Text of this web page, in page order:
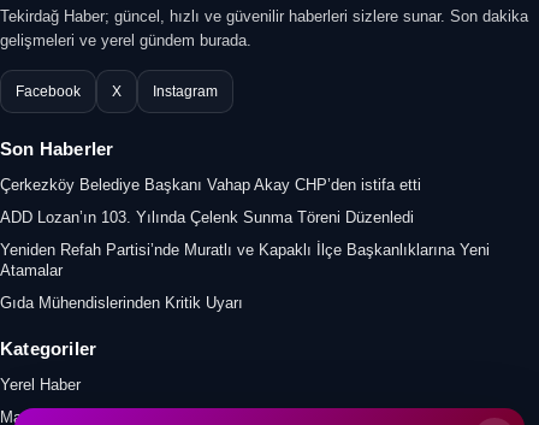
Tekirdağ Haber; güncel, hızlı ve güvenilir haberleri sizlere sunar. Son dakika
gelişmeleri ve yerel gündem burada.
Facebook X Instagram
Son Haberler
Çerkezköy Belediye Başkanı Vahap Akay CHP’den istifa etti
ADD Lozan’ın 103. Yılında Çelenk Sunma Töreni Düzenledi
Yeniden Refah Partisi’nde Muratlı ve Kapaklı İlçe Başkanlıklarına Yeni
Atamalar
Gıda Mühendislerinden Kritik Uyarı
Kategoriler
Yerel Haber
Manşet